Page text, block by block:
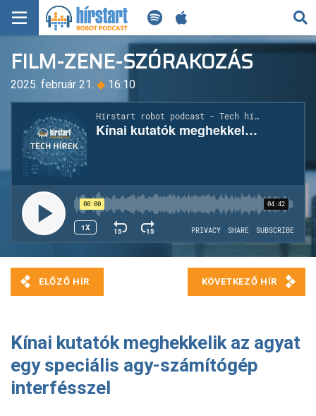
KERESÉS
KEZDŐLAP
FRISS HÍREK
TECH HÍREK
FILM-ZENE-SZÓRAKOZÁS
PLAYLIST
MI AZ A ROBOT PODCAST?
FILM-ZENE-SZÓRAKOZÁS
2025. február 21. ◆ 16:10
Kínai kutatók meghekkelik az agyat
egy speciális agy-számítógép
interfésszel